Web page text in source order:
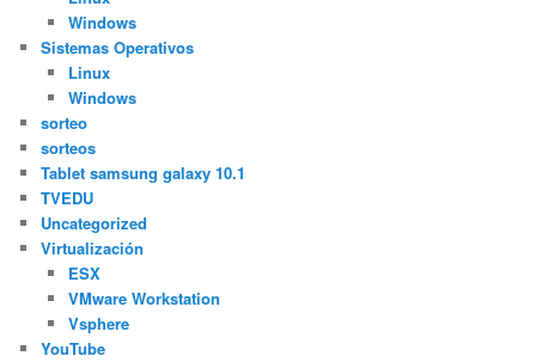
Windows
Sistemas Operativos
Linux
Windows
sorteo
sorteos
Tablet samsung galaxy 10.1
TVEDU
Uncategorized
Virtualización
ESX
VMware Workstation
Vsphere
YouTube